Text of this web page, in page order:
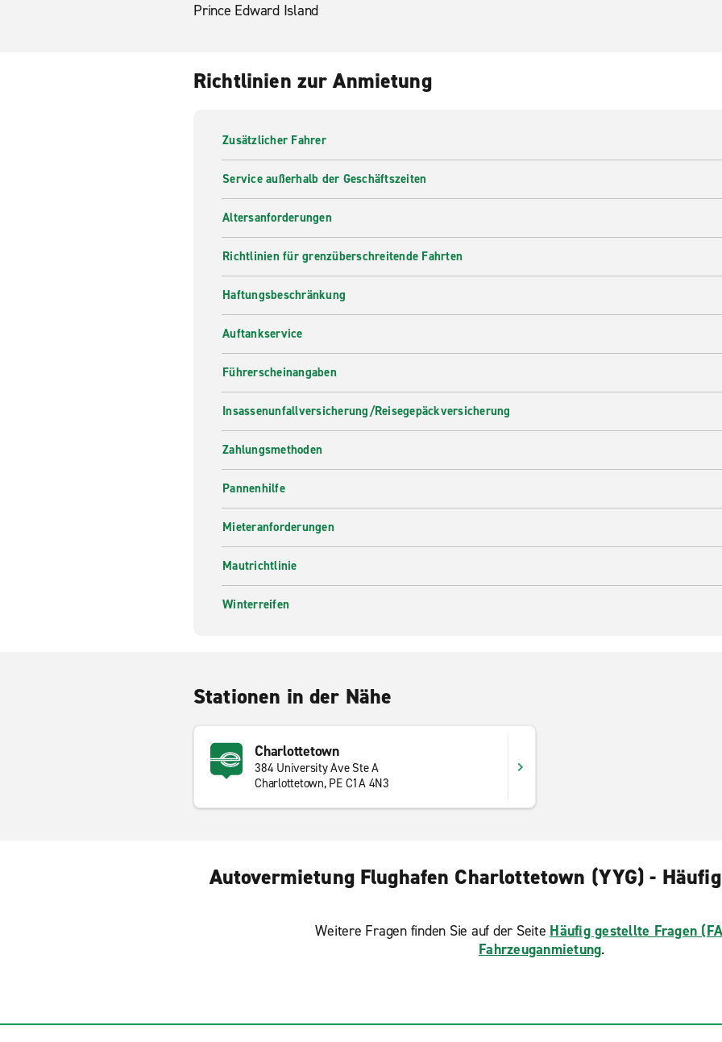
Prince Edward Island
Richtlinien zur Anmietung
Zusätzlicher Fahrer
Service außerhalb der Geschäftszeiten
Altersanforderungen
Richtlinien für grenzüberschreitende Fahrten
Haftungsbeschränkung
Auftankservice
Führerscheinangaben
Insassenunfallversicherung/Reisegepäckversicherung
Zahlungsmethoden
Pannenhilfe
Mieteranforderungen
Mautrichtlinie
Winterreifen
Stationen in der Nähe
Charlottetown
384 University Ave Ste A
Charlottetown, PE C1A 4N3
Autovermietung Flughafen Charlottetown (YYG) -
Weitere Fragen finden Sie auf der Seite Häufig gestellte Fragen
Fahrzeuganmietung.